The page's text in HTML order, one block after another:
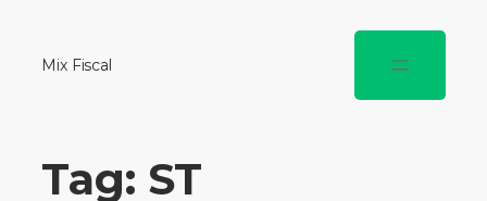
Mix Fiscal
Tag: ST